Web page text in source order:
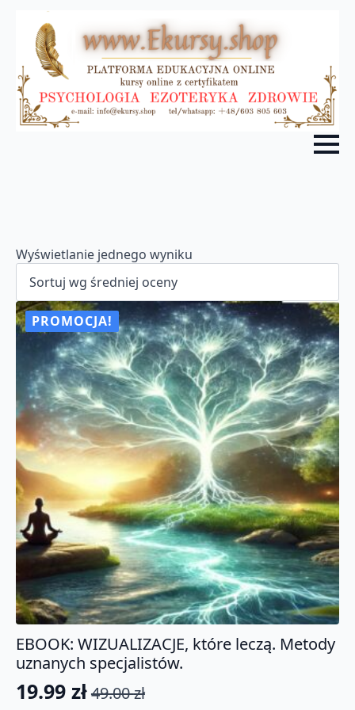
Wyświetlanie jednego wyniku
PROMOCJA!
EBOOK: WIZUALIZACJE, które leczą. Metody
uznanych specjalistów.
49.00zł
Pierwotna
19.99 zł
Aktualna